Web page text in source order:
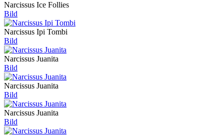
Narcissus Ice Follies
Bild
Narcissus Ipi Tombi
Bild
Narcissus Juanita
Bild
Narcissus Juanita
Bild
Narcissus Juanita
Bild